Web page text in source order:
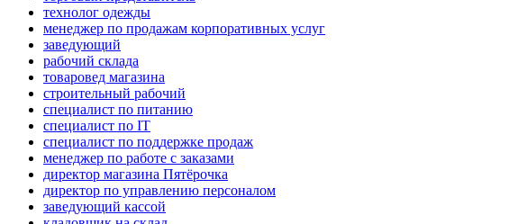
технолог одежды
менеджер по продажам корпоративных услуг
заведующий
рабочий склада
товаровед магазина
строительный рабочий
специалист по питанию
специалист по IT
специалист по поддержке продаж
менеджер по работе с заказами
директор магазина Пятёрочка
директор по управлению персоналом
заведующий кассой